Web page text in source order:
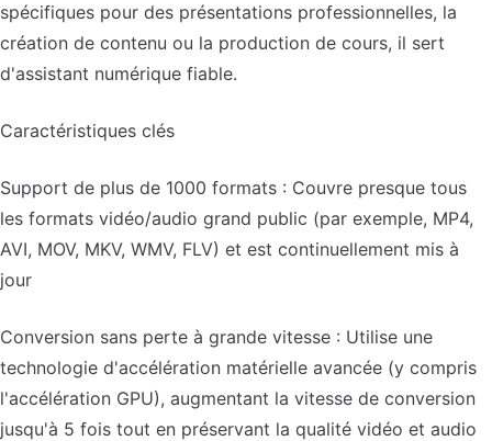
spécifiques pour des présentations professionnelles, la
création de contenu ou la production de cours, il sert
d'assistant numérique fiable.
Caractéristiques clés
Support de plus de 1000 formats : Couvre presque tous
les formats vidéo/audio grand public (par exemple, MP4,
AVI, MOV, MKV, WMV, FLV) et est continuellement mis à
jour
Conversion sans perte à grande vitesse : Utilise une
technologie d'accélération matérielle avancée (y compris
l'accélération GPU), augmentant la vitesse de conversion
jusqu'à 5 fois tout en préservant la qualité vidéo et audio